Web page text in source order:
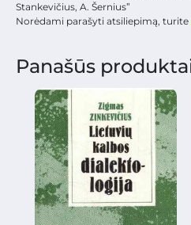
Stankevičius, A. Šernius”
Norėdami parašyti atsiliepimą, turite
Panašūs